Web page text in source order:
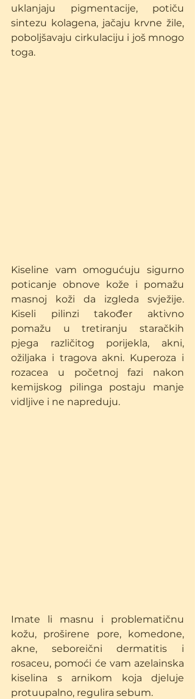
uklanjaju pigmentacije, potiču
sintezu kolagena, jačaju krvne žile,
poboljšavaju cirkulaciju i još mnogo
toga.
Kiseline vam omogućuju sigurno
poticanje obnove kože i pomažu
masnoj koži da izgleda svježije.
Kiseli pilinzi također aktivno
pomažu u tretiranju staračkih
pjega različitog porijekla, akni,
ožiljaka i tragova akni. Kuperoza i
rozacea u početnoj fazi nakon
kemijskog pilinga postaju manje
vidljive i ne napreduju.
Imate li masnu i problematičnu
kožu, proširene pore, komedone,
akne, seboreični dermatitis i
rosaceu, pomoći će vam azelainska
kiselina s arnikom koja djeluje
protuupalno, regulira sebum.